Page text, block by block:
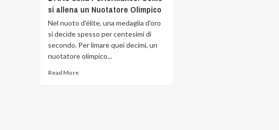
si allena un Nuotatore Olimpico
Nel nuoto d'élite, una medaglia d'oro
si decide spesso per centesimi di
secondo. Per limare quei decimi, un
nuotatore olimpico...
Read More